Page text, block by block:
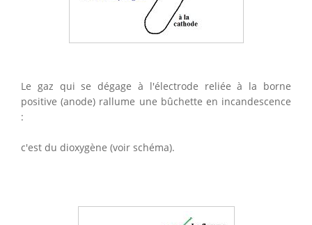
Le gaz qui se dégage à l'électrode reliée à la borne
positive (anode) rallume une bûchette en incandescence
:
c'est du dioxygène (voir schéma).